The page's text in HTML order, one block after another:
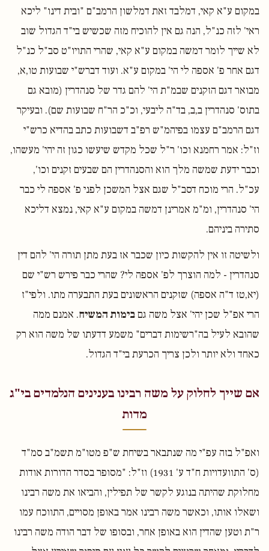
במקום ע"א קאי, דמלבד זאת דמלשון הרמב"ם "ובית דינו" ליכא
ראי' לזה כנ"ל, הנה גם אין להוכיח מזה שכשיש בי"ד הגדול שוב
לא שייך לומר דמשה במקום ע"א קאי, שהרי התויו"ט סב"ל כנ"ל
דגם אחר פ' אספה לי הי' במקום ע"א. ועוד דברש"י שבועות טו,א,
מבואר דגם הזקנים שבמ"ת הי' להם גדר של סנהדרין (מובא גם
בתוס' סנהדרין ב,ב, בד"ה ליבעי, וכ"כ הר"ח שבועות שם). ובעיקר
דגם הרמב"ם עצמו בפיהמ"ש רפ"ב דשבועות כתב בהדיא כרש"י
וז"ל: אמר רחמנא וכו' ר"ל שכל מקדש שיעשו כגון זה יהי' מעשהו,
וכבר ידעת שמשה מלך הוא והסנהדרין הם שבעים זקנים וכו',
עכ"ל. הרי מוכח דסב"ל שגם אצל המשכן לפני פ' אספה לי כבר
הי' סנהדרין, ומ"מ אמרינן דמשה במקום ע"א קאי, נמצא דליכא
סתירה ביניהם.
ולשיטה זו אין להקשות כיון שכבר אז בעת מתן תורה הי' להם דין
סנהדרין - למה הוצרך לפ' אספה לי? שהרי כבר פירש רש"י שם
(יא,טז ד"ה אספה) שזקנים הראשונים בעת התבערה מתו. ולפי"ז
הרי אפ"ל שכן יהי' אצל משה גםבימות המשיח. אמנם ממה
שהובא לעיל בה"רשימות דברים" משמע דדעתו של משה הוא רק
כאחד ולא יותר ולכן צריך הכרעת בי"ד הגדול.
אם שייך לחלוק על משה רבינו בענינים הנלמדים בי"ג
מדות
ואפ"ל בזה עפ"י מה שנתבאר בשיחת ש"פ מטו"מ תשמ"ב סמ"ד
(ס' התוועדויות ח"ד ע' 1931) וז"ל: "מסופר בסדר הדורות אודות
מחלוקת שהיתה בנוגע לקשר של תפילין, והביאו את משה רבינו
ושאלו אותו, וכאשר משה רבינו אמר באופן מסויים, התווכח עמו
ר"ת וטען שהדין הוא באופן אחר, ובסופו של דבר הודה משה רבינו